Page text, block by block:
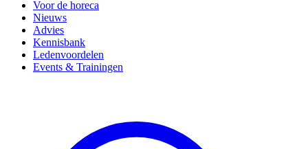
Voor de horeca
Nieuws
Advies
Kennisbank
Ledenvoordelen
Events & Trainingen